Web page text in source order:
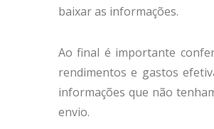
baixar as informações.
Ao final é importante
rendimentos e gastos
informações que não
envio.